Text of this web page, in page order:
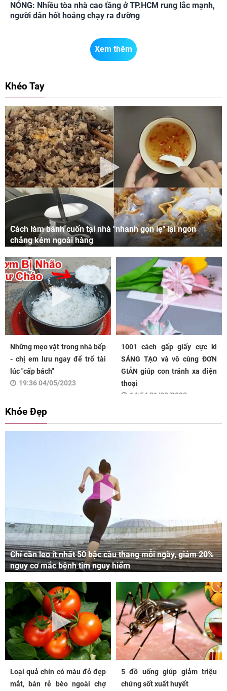
NÓNG: Nhiều tòa nhà cao tầng ở TP.HCM rung lắc mạnh,
người dân hốt hoảng chạy ra đường
Xem thêm
Khéo Tay
Cách làm bánh cuốn tại nhà "nhanh gọn lẹ" lại ngon
chẳng kém ngoài hàng
Những mẹo vặt trong nhà bếp
- chị em lưu ngay để trổ tài
lúc "cấp bách"
19:36 04/05/2023
1001 cách gấp giấy cực kì
SÁNG TẠO và vô cùng ĐƠN
GIẢN giúp con tránh xa điện
thoại
14:54 31/03/2023
Khỏe Đẹp
Chỉ cần leo ít nhất 50 bậc cầu thang mỗi ngày, giảm 20%
nguy cơ mắc bệnh tim nguy hiểm
Loại quả chín có màu đỏ đẹp
mắt, bán rẻ bèo ngoài chợ
5 đồ uống giúp giảm triệu
chứng sốt xuất huyết